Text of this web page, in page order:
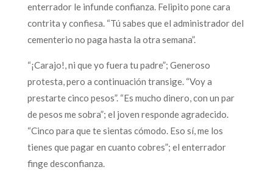
enterrador le infunde confianza. Felipito pone cara
contrita y confiesa. “Tú sabes que el administrador del
cementerio no paga hasta la otra semana”.
“¡Carajo!, ni que yo fuera tu padre”; Generoso
protesta, pero a continuación transige. “Voy a
prestarte cinco pesos”. “Es mucho dinero, con un par
de pesos me sobra”; el joven responde agradecido.
“Cinco para que te sientas cómodo. Eso sí, me los
tienes que pagar en cuanto cobres”; el enterrador
finge desconfianza.